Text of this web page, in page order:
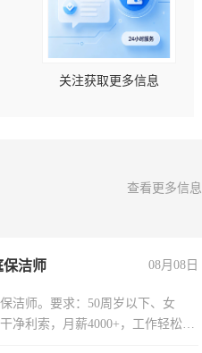
关注获取更多信息
查看更多信息
保洁师 08月08日
洁师。要求：50周岁以下、女
净利索，月薪4000+，工作轻松，